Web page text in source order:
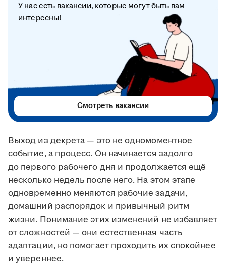
Выход из декрета — это не одномоментное
событие, а процесс. Он начинается задолго
до первого рабочего дня и продолжается ещё
несколько недель после него. На этом этапе
одновременно меняются рабочие задачи,
домашний распорядок и привычный ритм
жизни. Понимание этих изменений не избавляет
от сложностей — они естественная часть
адаптации, но помогает проходить их спокойнее
и увереннее.
У нас есть вакансии, которые могут быть вам
интересны!
Смотреть вакансии